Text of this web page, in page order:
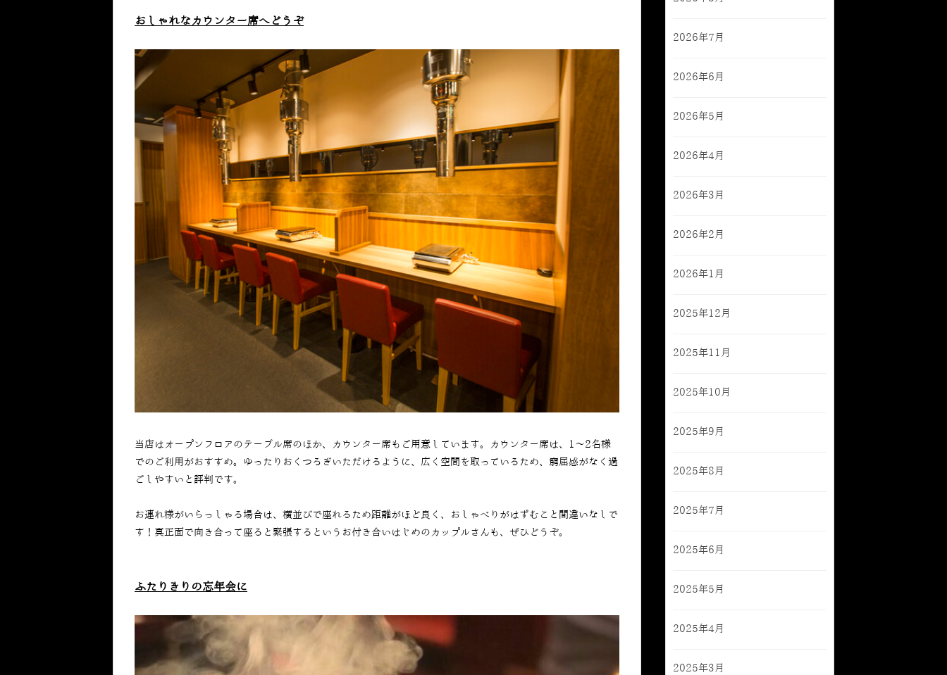
おしゃれなカウンター席へどうぞ
当店はオープンフロアのテーブル席のほか、カウンター席もご用意しています。カウンター席は、1～2名様
でのご利用がおすすめ。ゆったりおくつろぎいただけるように、広く空間を取っているため、窮屈感がなく過
ごしやすいと評判です。
お連れ様がいらっしゃる場合は、横並びで座れるため距離がほど良く、おしゃべりがはずむこと間違いなしで
す！真正面で向き合って座ると緊張するというお付き合いはじめのカップルさんも、ぜひどうぞ。
ふたりきりの忘年会に
2026年7月
2026年6月
2026年5月
2026年4月
2026年3月
2026年2月
2026年1月
2025年12月
2025年11月
2025年10月
2025年9月
2025年8月
2025年7月
2025年6月
2025年5月
2025年4月
2025年3月